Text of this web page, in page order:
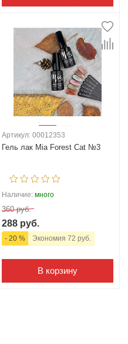
Артикул: 00012353
Гель лак Mia Forest Cat №3
Наличие: много
360 руб.
288 руб.
- 20 % Экономия 72 руб.
В корзину